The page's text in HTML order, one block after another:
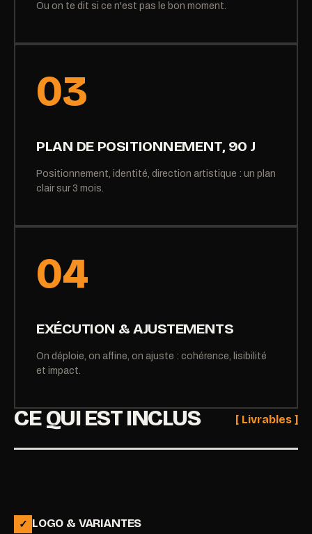
Ou on te dit si ce n'est pas le bon moment.
03
PLAN DE POSITIONNEMENT, 90 J
Positionnement, identité, direction artistique : un plan
clair sur 3 mois.
04
EXÉCUTION & AJUSTEMENTS
On déploie, on affine, on ajuste : cohérence, lisibilité
et impact.
CE QUI EST INCLUS [ Livrables ]
✓ LOGO & VARIANTES